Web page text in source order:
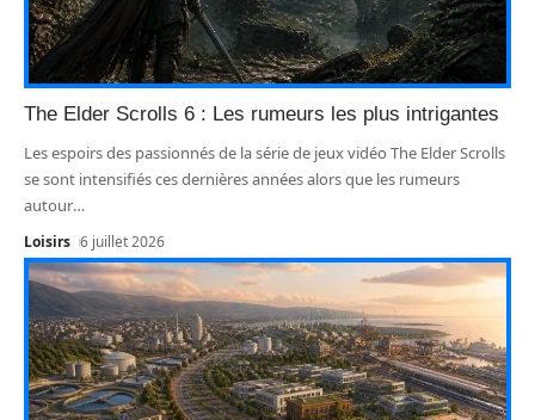
The Elder Scrolls 6 : Les rumeurs les plus intrigantes
Les espoirs des passionnés de la série de jeux vidéo The Elder Scrolls
se sont intensifiés ces dernières années alors que les rumeurs
autour…
Loisirs 6 juillet 2026